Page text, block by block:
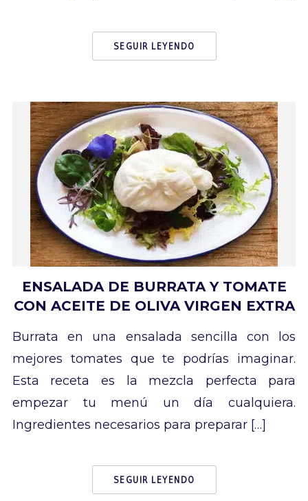
SEGUIR LEYENDO
ENSALADA DE BURRATA Y TOMATE
CON ACEITE DE OLIVA VIRGEN EXTRA
Burrata en una ensalada sencilla con los
mejores tomates que te podrías imaginar.
Esta receta es la mezcla perfecta para
empezar tu menú un día cualquiera.
Ingredientes necesarios para preparar […]
SEGUIR LEYENDO